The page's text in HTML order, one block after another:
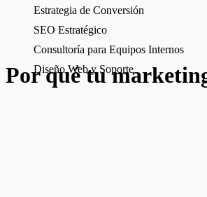
Estrategia de Conversión
SEO Estratégico
Consultoría para Equipos Internos
Diseño Web y Soporte
Por qué tu